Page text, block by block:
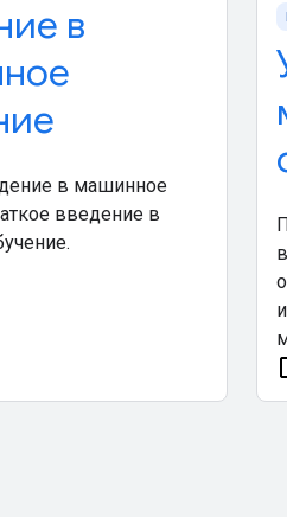
в
в машинное
введение в